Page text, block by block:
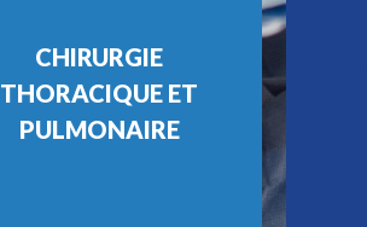
CHIRURGIE
THORACIQUE ET
PULMONAIRE